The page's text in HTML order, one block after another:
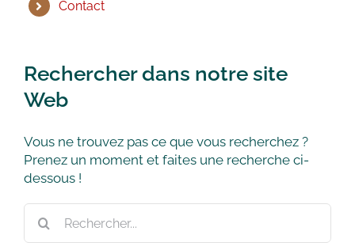
Contact
Rechercher dans notre site
Web
Vous ne trouvez pas ce que vous recherchez ?
Prenez un moment et faites une recherche ci-
dessous !